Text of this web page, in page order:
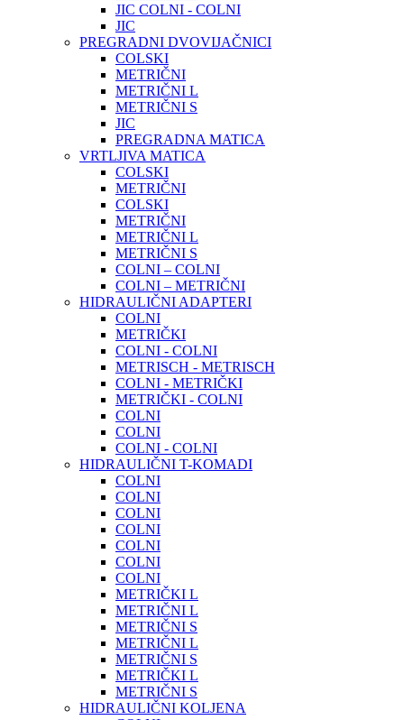
JIC COLNI - COLNI
JIC
PREGRADNI DVOVIJAČNICI
COLSKI
METRIČNI
METRIČNI L
METRIČNI S
JIC
PREGRADNA MATICA
VRTLJIVA MATICA
COLSKI
METRIČNI
COLSKI
METRIČNI
METRIČNI L
METRIČNI S
COLNI – COLNI
COLNI – METRIČNI
HIDRAULIČNI ADAPTERI
COLNI
METRIČKI
COLNI - COLNI
METRISCH - METRISCH
COLNI - METRIČKI
METRIČKI - COLNI
COLNI
COLNI
COLNI - COLNI
HIDRAULIČNI T-KOMADI
COLNI
COLNI
COLNI
COLNI
COLNI
COLNI
COLNI
METRIČKI L
METRIČNI L
METRIČNI S
METRIČNI L
METRIČNI S
METRIČKI L
METRIČNI S
HIDRAULIČNI KOLJENA